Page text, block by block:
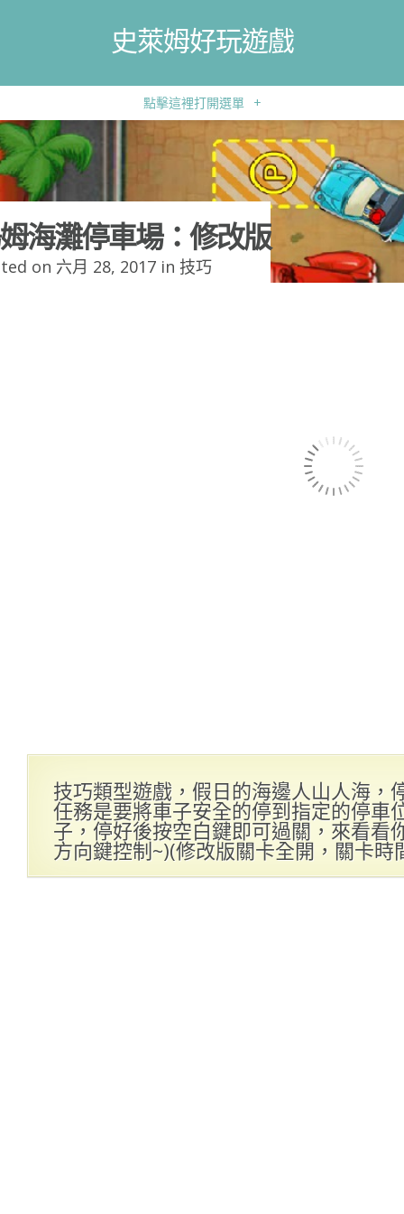
史萊姆好玩遊戲
點擊這裡打開選單 +
海灘停車場：修改版
on 六月 28, 2017 in 技巧
技巧類型遊戲，假日的海邊人山人海，
任務是要將車子安全的停到指定的停車
子，停好後按空白鍵即可過關，來看看
方向鍵控制~)(修改版關卡全開，關卡時